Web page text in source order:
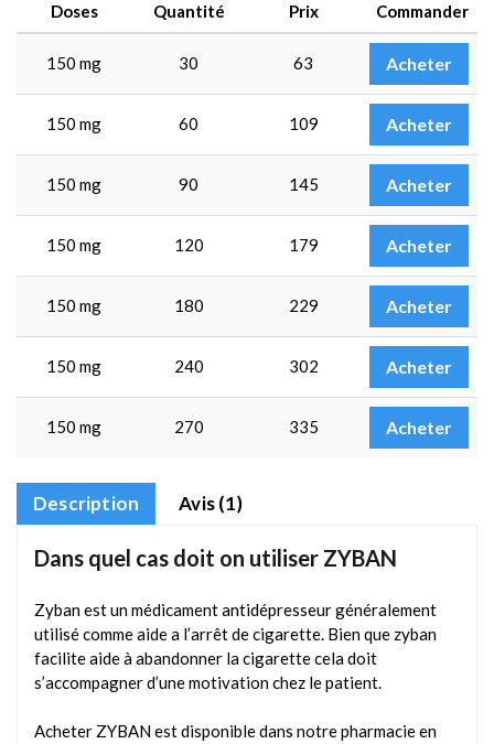
Doses Quantité Prix Commander
150 mg 30 63 Acheter
150 mg 60 109 Acheter
150 mg 90 145 Acheter
150 mg 120 179 Acheter
150 mg 180 229 Acheter
150 mg 240 302 Acheter
150 mg 270 335 Acheter
Description Avis (1)
Dans quel cas doit on utiliser ZYBAN
Zyban est un médicament antidépresseur généralement
utilisé comme aide a l’arrêt de cigarette. Bien que zyban
facilite aide à abandonner la cigarette cela doit
s’accompagner d’une motivation chez le patient.
Acheter ZYBAN est disponible dans notre pharmacie en